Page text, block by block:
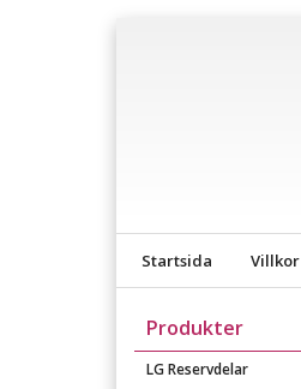
Startsida Villkor
Produkter
LG Reservdelar